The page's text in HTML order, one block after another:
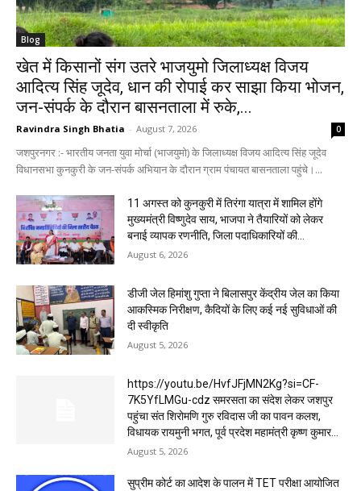
Blog
खेत में किसानों संग उतरे भाजयुमो जिलाध्यक्ष विजय
आदित्य सिंह जूदेव, धान की रोपाई कर साझा किया भोजन,
जन-संपर्क के दौरान बासनताला में रुके,...
Ravindra Singh Bhatia - August 7, 2026 0
जशपुरनगर :- भारतीय जनता युवा मोर्चा (भाजयुमो) के जिलाध्यक्ष विजय आदित्य सिंह जूदेव
विधानसभा कुनकुरी के जन-संपर्क अभियान के दौरान ग्राम पंचायत बासनताला पहुंचे।...
11 अगस्त को कुनकुरी में तिरंगा यात्रा में शामिल होंगे
मुख्यमंत्री विष्णुदेव साय, भाजपा ने तैयारियों को लेकर
बनाई व्यापक रणनीति, जिला पदाधिकारियों की...
August 6, 2026
डीजी जेल हिमांशु गुप्ता ने बिलासपुर केंद्रीय जेल का किया
आकस्मिक निरीक्षण, कैदियों के लिए कई नई सुविधाओं की
दी स्वीकृति
August 5, 2026
https://youtu.be/HvfJFjMN2Kg?si=CF-
7K5YfLMGu-cdz समरसता का संदेश लेकर जशपुर
पहुंचा संत शिरोमणि गुरु रविदास जी का पावन कलश,
विधायक रायमुनी भगत, पूर्व प्रदेश महामंत्री कृष्ण कुमार...
August 5, 2026
सुप्रीम कोर्ट का आदेश के पालन में TET परीक्षा आयोजित